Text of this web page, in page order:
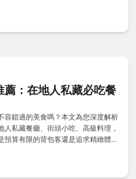
薦：在地人私藏必吃餐
容錯過的美食嗎？本文為您深度解析
人私藏餐廳、街頭小吃、高級料理，
預算有限的背包客還是追求精緻體驗